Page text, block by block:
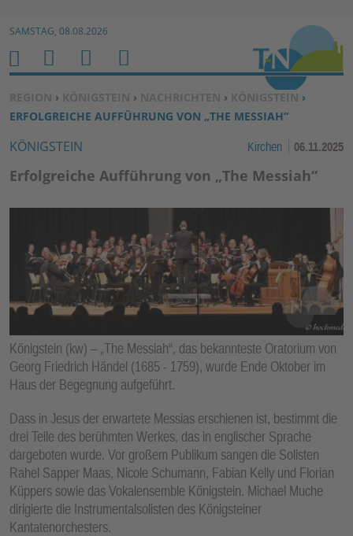
Zum Inhalt springen ↓
SAMSTAG, 08.08.2026
SIE BEFINDEN SICH HIER:
REGION › KÖNIGSTEIN › NACHRICHTEN › KÖNIGSTEIN ›
ERFOLGREICHE AUFFÜHRUNG VON „THE MESSIAH“
KÖNIGSTEIN Kirchen 06.11.2025
Erfolgreiche Aufführung von „The Messiah“
Königstein (kw) – „The Messiah“, das bekannteste Oratorium von
Georg Friedrich Händel (1685 - 1759), wurde Ende Oktober im
Haus der Begegnung aufgeführt.
Dass in Jesus der erwartete Messias erschienen ist, bestimmt die
drei Teile des berühmten Werkes, das in englischer Sprache
dargeboten wurde. Vor großem Publikum sangen die Solisten
Rahel Sapper Maas, Nicole Schumann, Fabian Kelly und Florian
Küppers sowie das Vokalensemble Königstein. Michael Muche
dirigierte die Instrumentalsolisten des Königsteiner
Kantatenorchesters.
H
O
M
E
M
E
N
U
S
U
C
H
E
N
B
E
N
Z
R
F
U
N
K
TI
O
N
E
N